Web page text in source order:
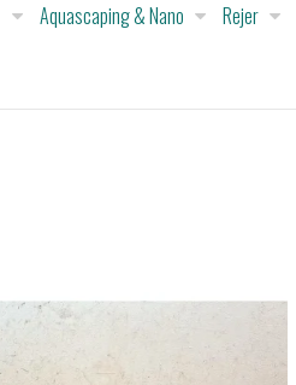
Aquascaping & Nano Rejer